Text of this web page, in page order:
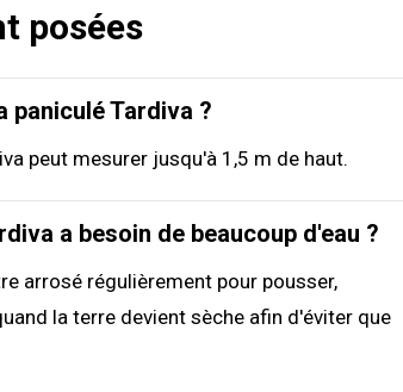
posées
paniculé Tardiva ?
peut mesurer jusqu'à 1,5 m de haut.
a besoin de beaucoup d'eau ?
arrosé régulièrement pour pousser,
la terre devient sèche afin d'éviter que